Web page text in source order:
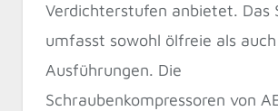
Verdichterstufen anbietet. Das
umfasst sowohl ölfreie als
Ausführungen. Die
Schraubenkompressoren von